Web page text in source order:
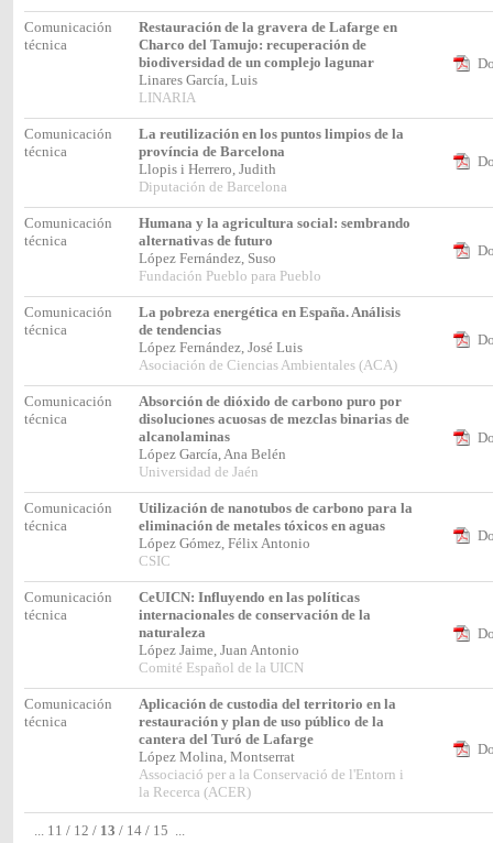
Comunicación
técnica
Restauración de la gravera de Lafarge en
Charco del Tamujo: recuperación de
biodiversidad de un complejo lagunar
Linares García, Luis
LINARIA
Comunicación
técnica
La reutilización en los puntos limpios de la
província de Barcelona
Llopis i Herrero, Judith
Diputación de Barcelona
Comunicación
técnica
Humana y la agricultura social: sembrando
alternativas de futuro
López Fernández, Suso
Fundación Pueblo para Pueblo
Comunicación
técnica
La pobreza energética en España. Análisis
de tendencias
López Fernández, José Luis
Asociación de Ciencias Ambientales (ACA)
Comunicación
técnica
Absorción de dióxido de carbono puro por
disoluciones acuosas de mezclas binarias de
alcanolaminas
López García, Ana Belén
Universidad de Jaén
Comunicación
técnica
Utilización de nanotubos de carbono para la
eliminación de metales tóxicos en aguas
López Gómez, Félix Antonio
CSIC
Comunicación
técnica
CeUICN: Influyendo en las políticas
internacionales de conservación de la
naturaleza
López Jaime, Juan Antonio
Comité Español de la UICN
Comunicación
técnica
Aplicación de custodia del territorio en la
restauración y plan de uso público de la
cantera del Turó de Lafarge
López Molina, Montserrat
Associació per a la Conservació de l'Entorn i
la Recerca (ACER)
... 11 / 12 / 13 / 14 / 15 ...